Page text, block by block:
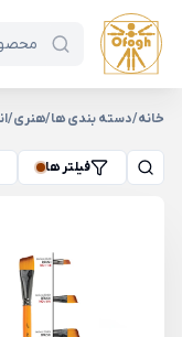
خانه/دسته بندی ها/هنری/
فیلتر ها